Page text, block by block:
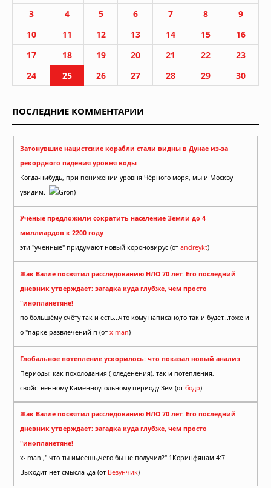
3
4 5 6 7 8
9
10
11 12 13 14 15
16
17
18 19 20 21 22
23
24
25 26 27 28 29 30
ПОСЛЕДНИЕ КОММЕНТАРИИ
Затонувшие нацистские корабли стали видны в Дунае из-за
рекордного падения уровня воды
Когда-нибудь, при понижении уровня Чёрного моря, мы и Москву
увидим.
Gron)
Учёные предложили сократить население Земли до 4
миллиардов к 2200 году
эти "ученные" придумают новый короновирус (от andreykt)
Жак Валле посвятил расследованию НЛО 70 лет. Его последний
дневник утверждает: загадка куда глубже, чем просто
"инопланетяне!
по большёму счёту так и есть...что кому написано,то так и будет...тоже и
о "парке развлечений п (от x-man)
Глобальное потепление ускорилось: что показал новый анализ
Периоды: как похолодания ( оледенения), так и потепления,
свойственному Каменноугольному периоду Зем (от бодр)
Жак Валле посвятил расследованию НЛО 70 лет. Его последний
дневник утверждает: загадка куда глубже, чем просто
"инопланетяне!
x- man ," что ты имеешь,чего бы не получил?" 1Коринфянам 4:7
Выходит нет смысла ,да (от Везунчик)